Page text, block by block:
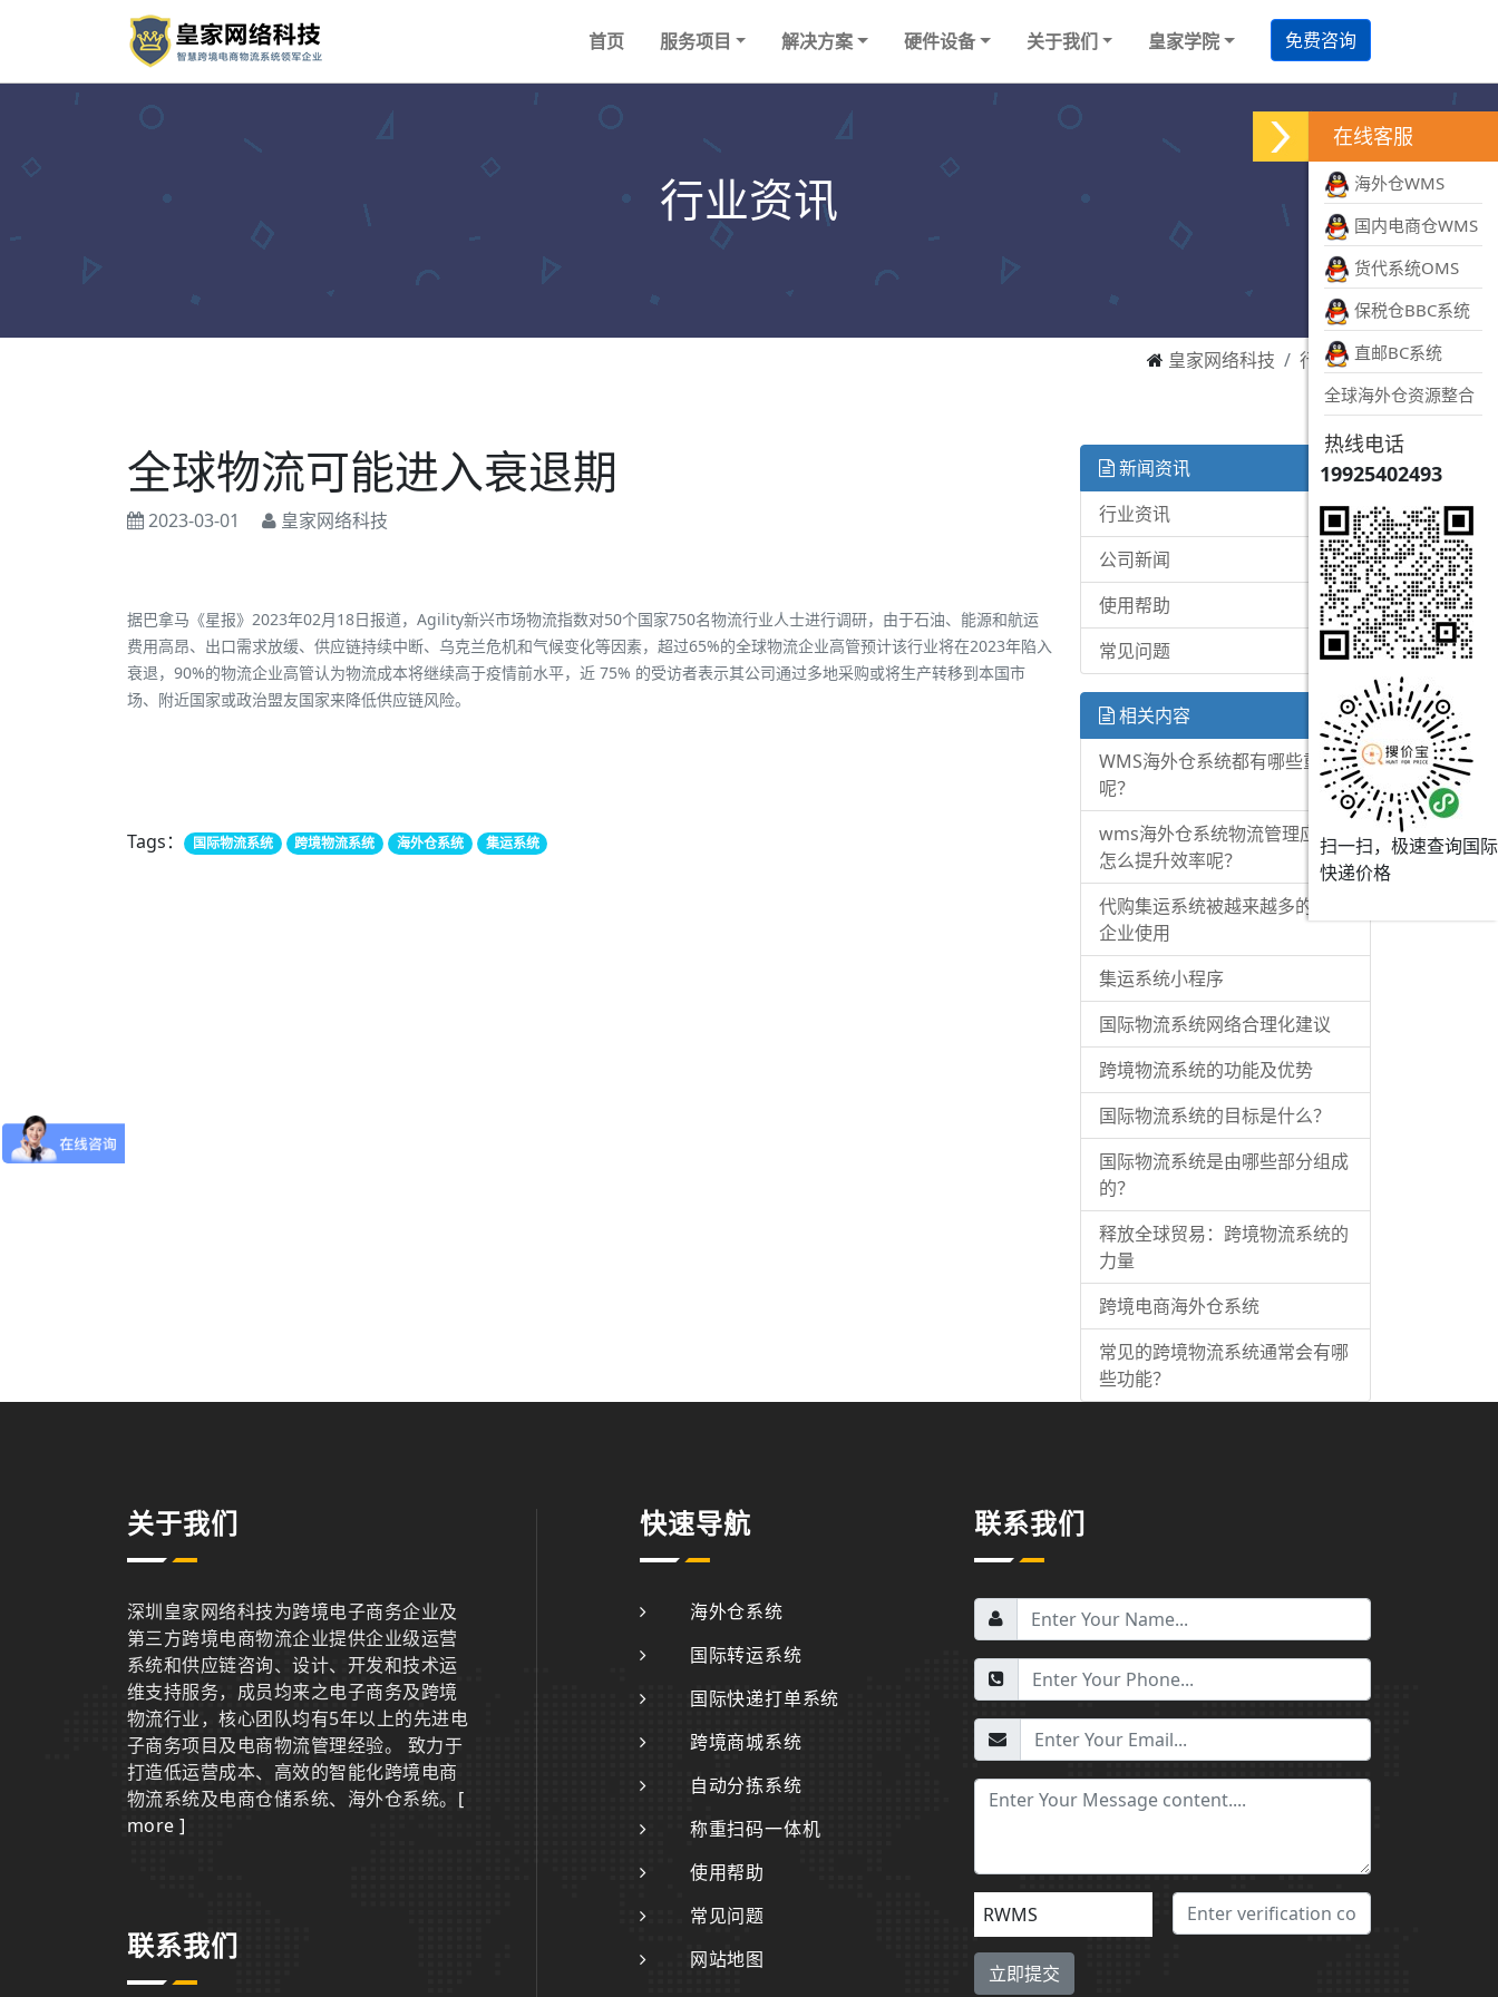
首页 服务项目 解决方案 硬件设备 关于我们 皇家学院 免费咨询
行业资讯
皇家网络科技 行业资讯
全球物流可能进入衰退期
2023-03-01 皇家网络科技
据巴拿马《星报》2023年02月18日报道，Agility新兴市场物流指数对50个国家750名物流行业人士进行调研，由于石油、能源和航运
费用高昂、出口需求放缓、供应链持续中断、乌克兰危机和气候变化等因素，超过65%的全球物流企业高管预计该行业将在2023年陷入
衰退，90%的物流企业高管认为物流成本将继续高于疫情前水平，近 75% 的受访者表示其公司通过多地采购或将生产转移到本国市
场、附近国家或政治盟友国家来降低供应链风险。
Tags： 国际物流系统 跨境物流系统 海外仓系统 集运系统
新闻资讯
行业资讯
公司新闻
使用帮助
常见问题
相关内容
WMS海外仓系统都有哪些重点
呢？
wms海外仓系统物流管理应该
怎么提升效率呢？
代购集运系统被越来越多的物流
企业使用
集运系统小程序
国际物流系统网络合理化建议
跨境物流系统的功能及优势
国际物流系统的目标是什么？
国际物流系统是由哪些部分组成
的？
释放全球贸易：跨境物流系统的
力量
跨境电商海外仓系统
常见的跨境物流系统通常会有哪
些功能？
关于我们
深圳皇家网络科技为跨境电子商务企业及
第三方跨境电商物流企业提供企业级运营
系统和供应链咨询、设计、开发和技术运
维支持服务，成员均来之电子商务及跨境
物流行业，核心团队均有5年以上的先进电
子商务项目及电商物流管理经验。 致力于
打造低运营成本、高效的智能化跨境电商
物流系统及电商仓储系统、海外仓系统。 [
more ]
联系我们
快速导航
海外仓系统
国际转运系统
国际快递打单系统
跨境商城系统
自动分拣系统
称重扫码一体机
使用帮助
常见问题
网站地图
联系我们
RWMS
在线客服
海外仓WMS
国内电商仓WMS
货代系统OMS
保税仓BBC系统
直邮BC系统
全球海外仓资源整合
热线电话
19925402493
扫一扫，极速查询国际
快递价格